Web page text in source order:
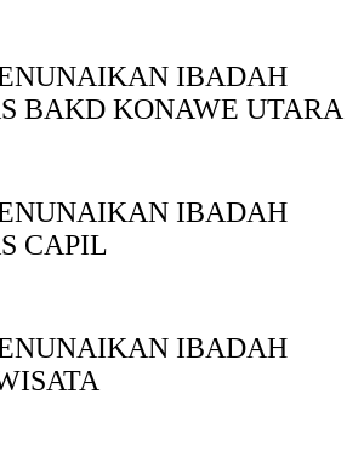
IBADAH
BAKD KONAWE UTARA
IBADAH
CAPIL
IBADAH